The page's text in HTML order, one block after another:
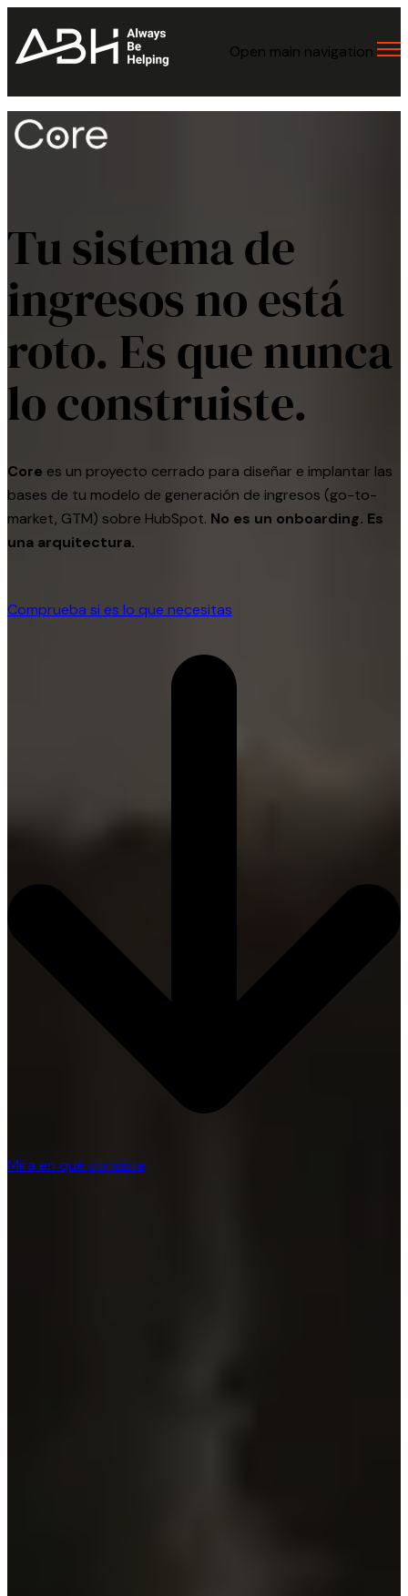
Open main navigation
Tu sistema de
ingresos no está
roto. Es que nunca
lo construiste.
Core es un proyecto cerrado para diseñar e implantar las
bases de tu modelo de generación de ingresos (go-to-
market, GTM) sobre HubSpot. No es un onboarding. Es
una arquitectura.
Comprueba si es lo que necesitas
Mira en qué consiste